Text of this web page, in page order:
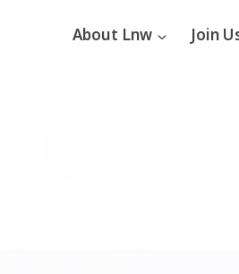
About Lnw Join